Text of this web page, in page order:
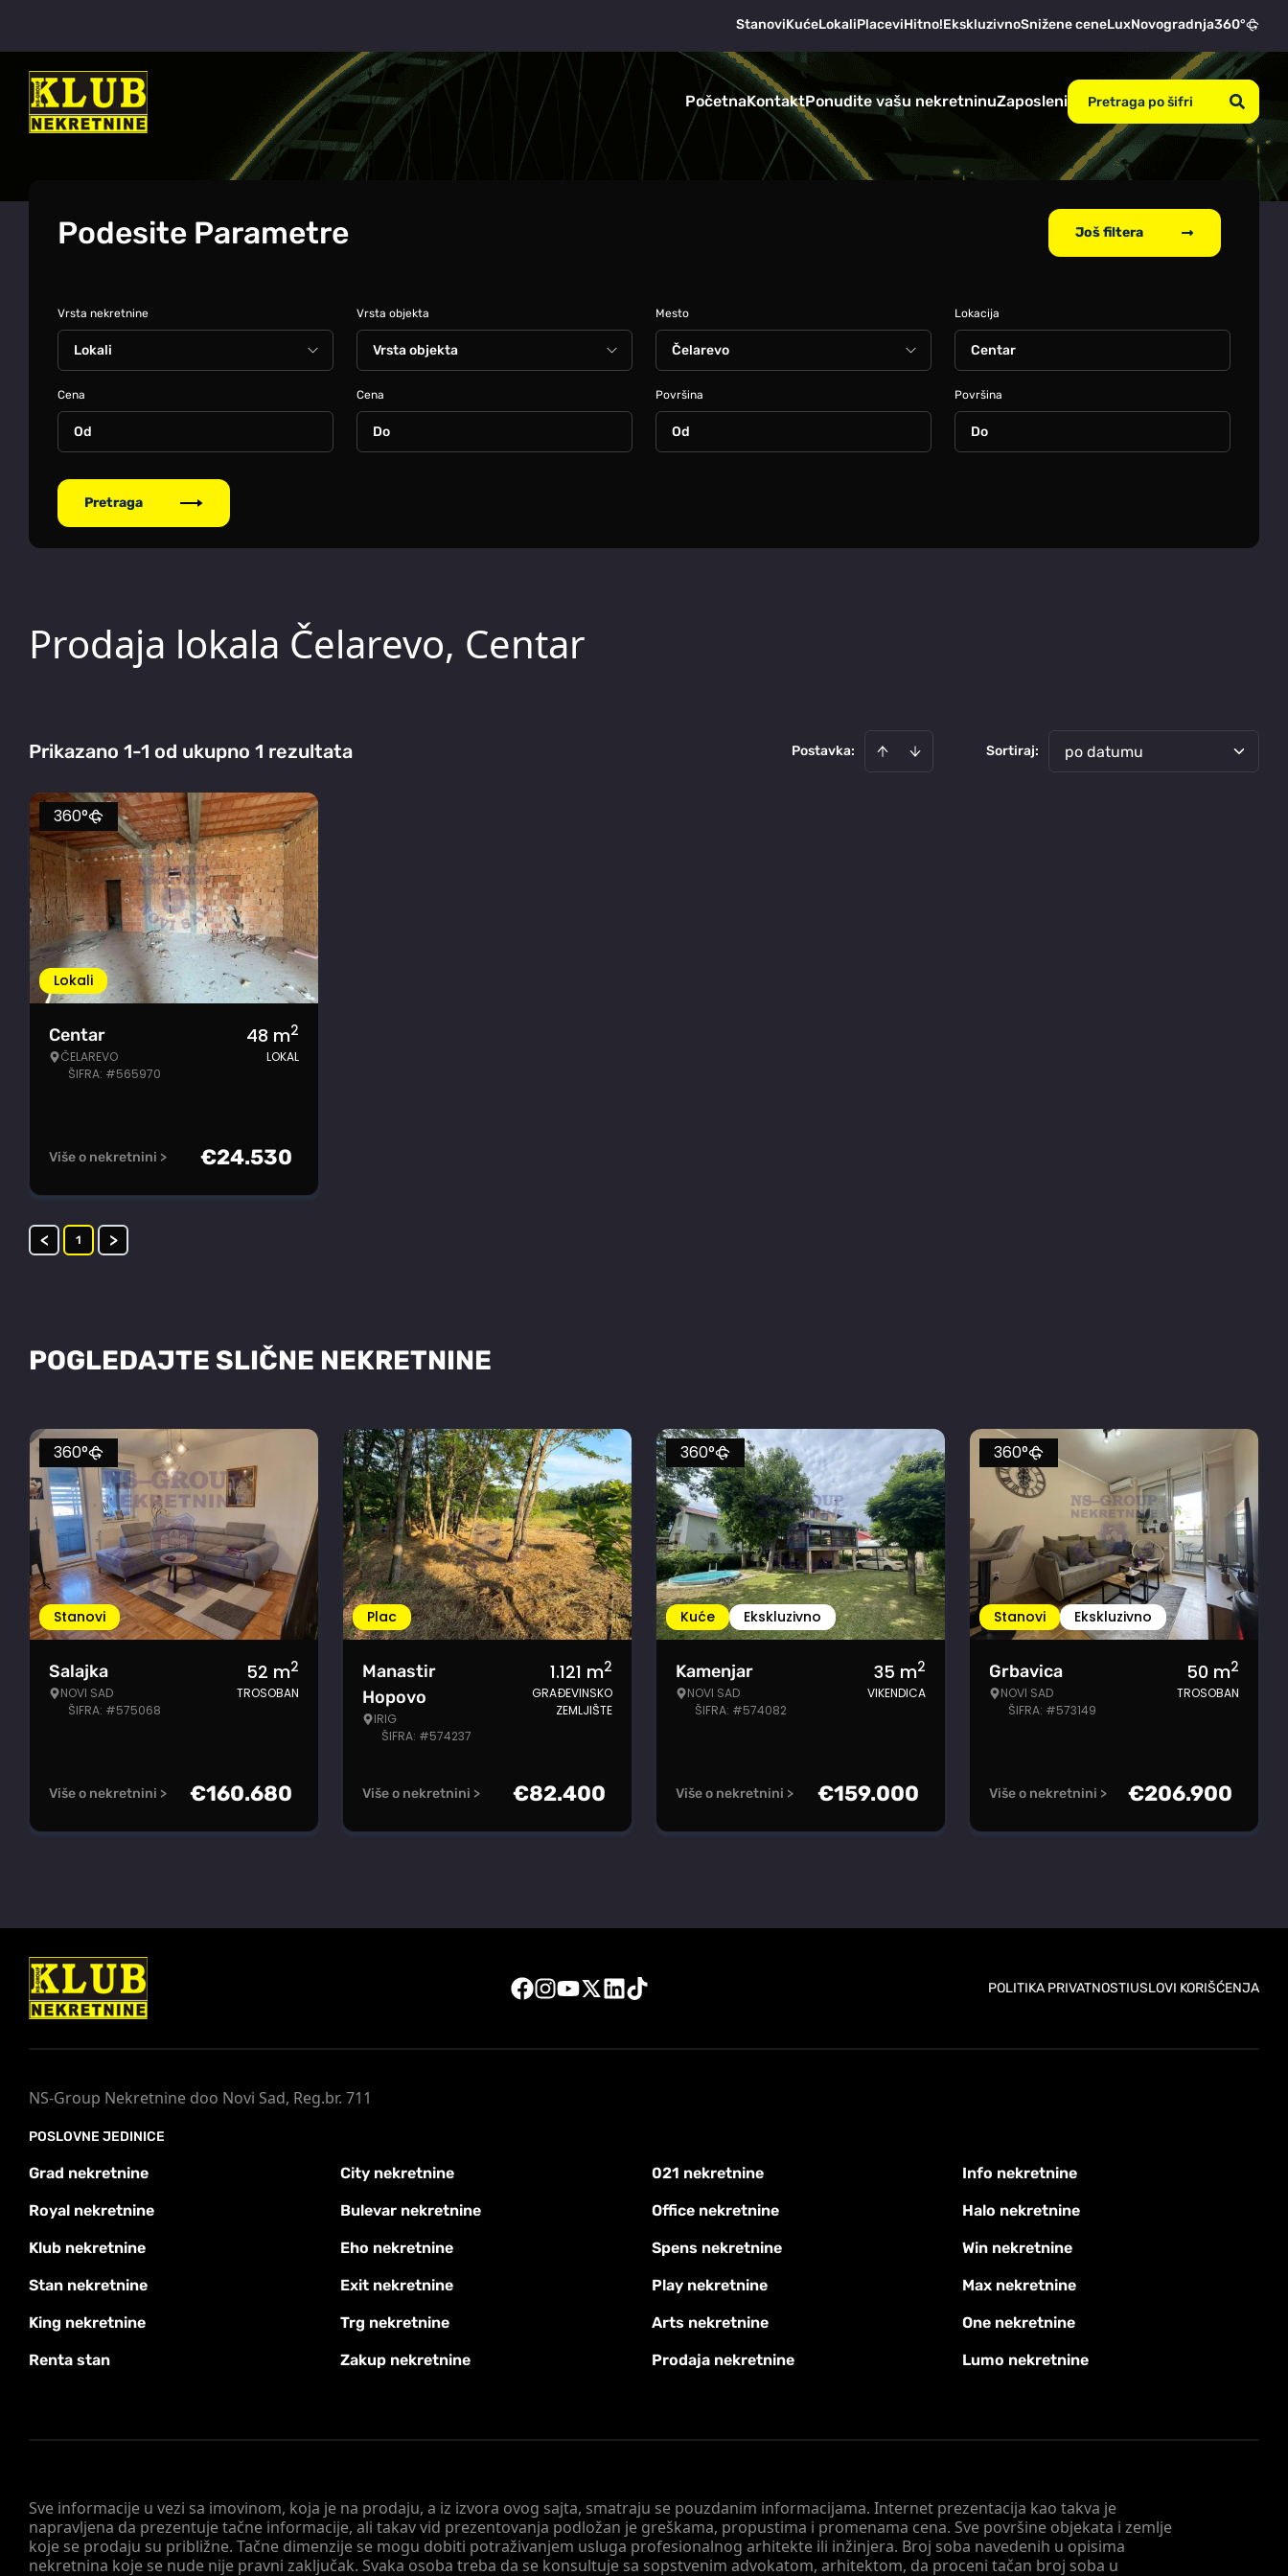
StanoviKućeLokaliPlaceviHitno!EkskluzivnoSnižene ceneLuxNovogradnja360°
PočetnaKontaktPonudite vašu nekretninuZaposleni
Podesite Parametre Još filtera
Vrsta nekretnine Vrsta objekta Mesto Lokacija
Centar
Cena Cena Površina Površina
Pretraga
Prodaja lokala Čelarevo, Centar
Prikazano 1-1 od ukupno 1 rezultata Postavka: Sortiraj: po datumu
Lokali
360°
Centar
ČELAREVO
ŠIFRA: #565970
48 m2
LOKAL
Više o nekretnini > €24.530
< 1 >
POGLEDAJTE SLIČNE NEKRETNINE
Stanovi
360°
Salajka
NOVI SAD
ŠIFRA: #575068
52 m2
TROSOBAN
Više o nekretnini > €160.680
Plac
Manastir
Hopovo
IRIG
ŠIFRA: #574237
1.121 m2
GRAĐEVINSKO
ZEMLJIŠTE
Više o nekretnini > €82.400
Kuće Ekskluzivno
360°
Kamenjar
NOVI SAD
ŠIFRA: #574082
35 m2
VIKENDICA
Više o nekretnini > €159.000
Stanovi Ekskluzivno
360°
Grbavica
NOVI SAD
ŠIFRA: #573149
50 m2
TROSOBAN
Više o nekretnini > €206.900
POLITIKA PRIVATNOSTIUSLOVI KORIŠĆENJA
Sve informacije u vezi sa imovinom, koja je na prodaju, a iz izvora ovog sajta, smatraju se pouzdanim informacijama. Internet prezentacija kao takva je
napravljena da prezentuje tačne informacije, ali takav vid prezentovanja podložan je greškama, propustima i promenama cena. Sve površine objekata i zemlje
koje se prodaju su približne. Tačne dimenzije se mogu dobiti potraživanjem usluga profesionalnog arhitekte ili inžinjera. Broj soba navedenih u opisima
nekretnina koje se nude nije pravni zaključak. Svaka osoba treba da se konsultuje sa sopstvenim advokatom, arhitektom, da proceni tačan broj soba u
NS-Group Nekretnine doo Novi Sad, Reg.br. 711
POSLOVNE JEDINICE
Grad nekretnine City nekretnine 021 nekretnine Info nekretnine
Royal nekretnine Bulevar nekretnine Office nekretnine Halo nekretnine
Klub nekretnine Eho nekretnine Spens nekretnine Win nekretnine
Stan nekretnine Exit nekretnine Play nekretnine Max nekretnine
King nekretnine Trg nekretnine Arts nekretnine One nekretnine
Renta stan Zakup nekretnine Prodaja nekretnine Lumo nekretnine